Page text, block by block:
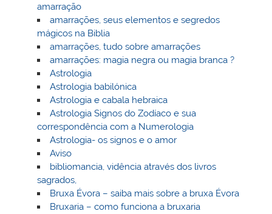
amarração
amarrações, seus elementos e segredos
mágicos na Biblia
amarrações, tudo sobre amarrações
amarrações: magia negra ou magia branca ?
Astrologia
Astrologia babilónica
Astrologia e cabala hebraica
Astrologia Signos do Zodíaco e sua
correspondência com a Numerologia
Astrologia- os signos e o amor
Aviso
bibliomancia, vidência através dos livros
sagrados,
Bruxa Évora – saiba mais sobre a bruxa Évora
Bruxaria – como funciona a bruxaria